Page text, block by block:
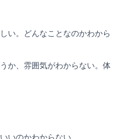
い。どんなことなのかわから
か、雰囲気がわからない。体